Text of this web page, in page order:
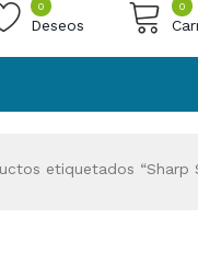
0
Deseos
0
etiquetados “Sharp